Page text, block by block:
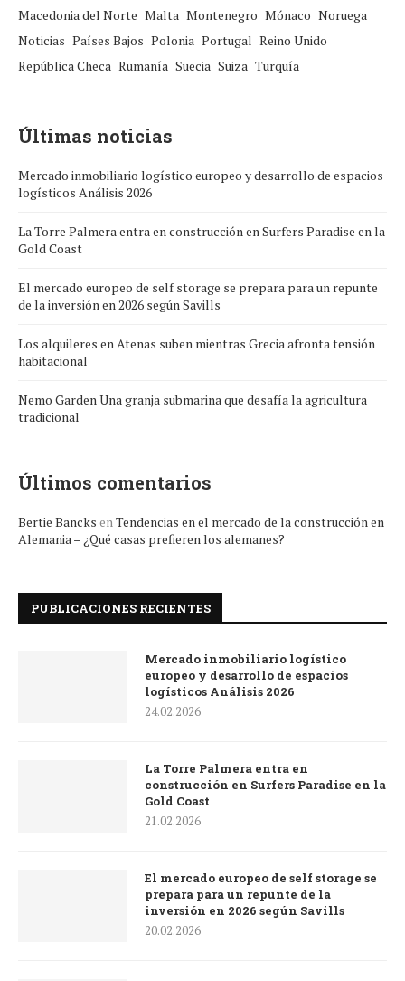
Macedonia del Norte Malta Montenegro Mónaco Noruega
Noticias Países Bajos Polonia Portugal Reino Unido
República Checa Rumanía Suecia Suiza Turquía
Últimas noticias
Mercado inmobiliario logístico europeo y desarrollo de espacios
logísticos Análisis 2026
La Torre Palmera entra en construcción en Surfers Paradise en la
Gold Coast
El mercado europeo de self storage se prepara para un repunte
de la inversión en 2026 según Savills
Los alquileres en Atenas suben mientras Grecia afronta tensión
habitacional
Nemo Garden Una granja submarina que desafía la agricultura
tradicional
Últimos comentarios
Bertie Bancks enTendencias en el mercado de la construcción en
Alemania – ¿Qué casas prefieren los alemanes?
PUBLICACIONES RECIENTES
Mercado inmobiliario logístico
europeo y desarrollo de espacios
logísticos Análisis 2026
24.02.2026
La Torre Palmera entra en
construcción en Surfers Paradise en la
Gold Coast
21.02.2026
El mercado europeo de self storage se
prepara para un repunte de la
inversión en 2026 según Savills
20.02.2026